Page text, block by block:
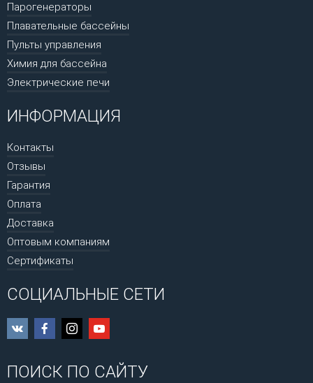
Парогенераторы
Плавательные бассейны
Пульты управления
Химия для бассейна
Электрические печи
ИНФОРМАЦИЯ
Контакты
Отзывы
Гарантия
Оплата
Доставка
Оптовым компаниям
Сертификаты
СОЦИАЛЬНЫЕ СЕТИ
ПОИСК ПО САЙТУ